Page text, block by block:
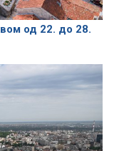
од 22. до 28.